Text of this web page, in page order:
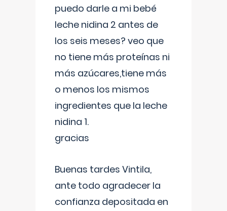
puedo darle a mi bebé
leche nidina 2 antes de
los seis meses? veo que
no tiene más proteínas ni
más azúcares,tiene más
o menos los mismos
ingredientes que la leche
nidina 1.
gracias
Buenas tardes Vintila,
ante todo agradecer la
confianza depositada en